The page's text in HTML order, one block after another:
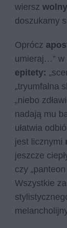
wiersz
doszukamy
Oprócz
umieraj…” w
epitety:
„tryumfalna
„niebo
nadają mu
ułatwia
jest licznymi
jeszcze
czy
Wszystkie